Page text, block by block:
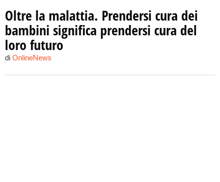
Oltre la malattia. Prendersi cura dei
bambini significa prendersi cura del
loro futuro
di OnlineNews